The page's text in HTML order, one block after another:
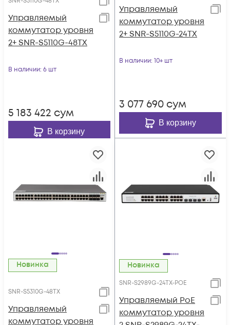
Управляемый
коммутатор уровня
2+ SNR-S5110G-48TX
В наличии: 6 шт
5 183 422 сум
В корзину
Управляемый
коммутатор уровня
2+ SNR-S5110G-24TX
В наличии: 10+ шт
3 077 690 сум
В корзину
Новинка
SNR-S5310G-48TX
Управляемый
коммутатор уровня
Новинка
SNR-S2989G-24TX-POE
Управляемый PoE
коммутатор уровня